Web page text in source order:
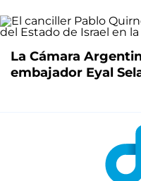
La Cámara
embajador Eyal